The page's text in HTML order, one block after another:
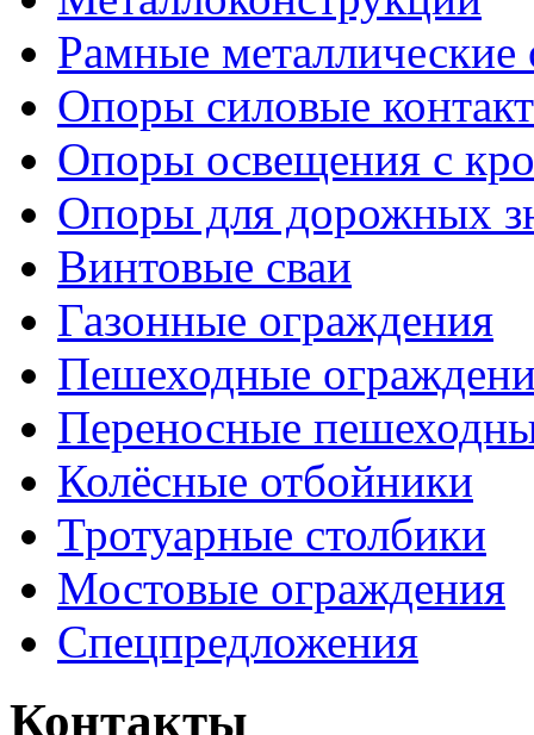
Рамные
Опоры силовые
Опоры освещения с
Опоры для дорожных
Винтовые сваи
Газонные ограждения
Пешеходные
Переносные
Колёсные отбойники
Тротуарные столбики
Мостовые ограждения
Спецпредложения
Контакты